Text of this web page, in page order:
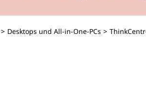
> Desktops und All-in-One-PCs >